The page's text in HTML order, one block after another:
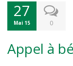
27
Mai 15 0
Appel à